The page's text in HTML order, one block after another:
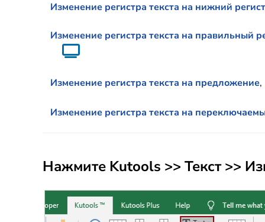
Изменение регистра текста на нижний
Изменение регистра текста на правильный
Изменение регистра текста на предложение,
Изменение регистра текста на
Нажмите Kutools >> Текст>>